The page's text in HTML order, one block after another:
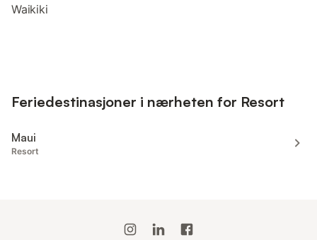
Waikiki
Feriedestinasjoner i nærheten for Resort
Maui
Resort